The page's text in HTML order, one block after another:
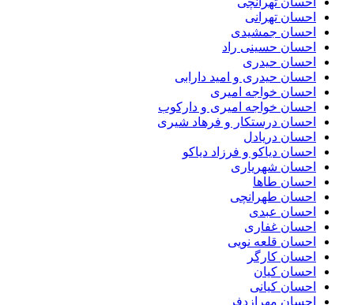
احسان تهرانی
احسان جمشیدی
احسان حسینی راد
احسان حیدری
احسان حیدری و امید دارابی
احسان خواجه امیری
احسان خواجه امیری و دارکوب
احسان درستكار و فرهاد شيرى
احسان دریادل
احسان دیاکو و فرزاد دیاکو
احسان شهریاری
احسان طاها
احسان طهرانچی
احسان عبدی
احسان غفاری
احسان قلعه نویی
احسان کارگر
احسان کیان
احسان کیانی
احسان مهرازدفر